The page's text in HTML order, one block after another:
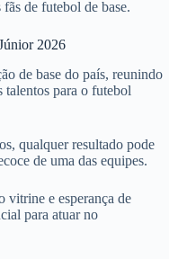
de futebol de base.
2026
de base do país, reunindo
para o futebol
qualquer resultado pode
de uma das equipes.
vitrine e esperança de
para atuar no